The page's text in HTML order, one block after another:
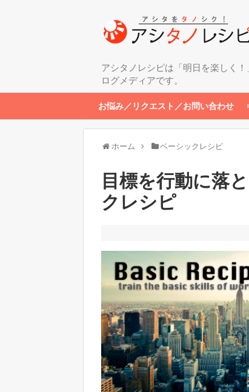
アシタノレシピは「明日を楽しく
ログメディアです。
お悩み／リクエスト／お問い合わせ
ホーム ベーシックレシピ
目標を行動に落
クレシピ